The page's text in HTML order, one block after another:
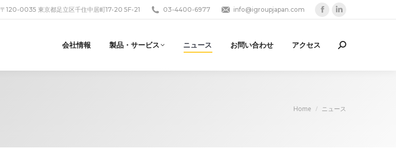
〒120-0035 東京都足立区千住中居町17-20 5F-21 03-4400-6977 info@igroupjapan.com
opensopens
会社情報 製品・サービス ニュース お問い合わせ アクセス Search:
You are here:
Home ニュース